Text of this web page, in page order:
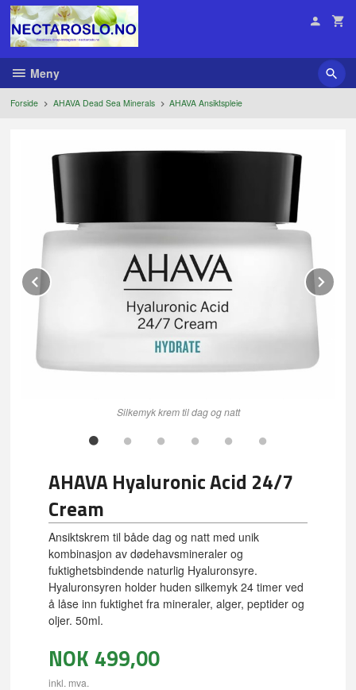
Gå
innholdet
Meny
Forside AHAVA Dead Sea Minerals AHAVA Ansiktspleie
Silkemyk krem til dag og natt
Prev
AHAVA Hyaluronic Acid 24/7
Cream
Ansiktskrem til både dag og natt med unik
kombinasjon av dødehavsmineraler og
fuktighetsbindende naturlig Hyaluronsyre.
Hyaluronsyren holder huden silkemyk 24 timer ved
å låse inn fuktighet fra mineraler, alger, peptider og
oljer. 50ml.
NOK 499,00
inkl. mva.